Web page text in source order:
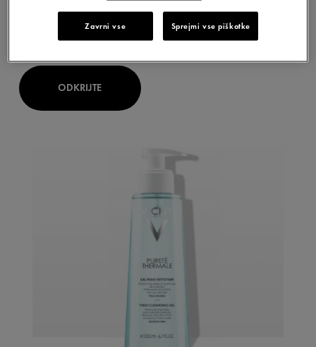
MINERALIZIRANA MICELARNA
VODICA – OBČUTLJIVA KOŽA
ODKRIJTE
Zavrni vse Sprejmi vse piškotke